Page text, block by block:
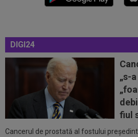
DIGI24
„s-
fiul
Cancerul de prostată al fostului
OFICIAL
România și-a
14:14 VIDEO
Rareș Pieleanu,
Argeș, după 6-2, 6-1 cu Giannicola
OFICIAL
Surpriză!
Becali, care ”poate juca la orice
VIDEO
Radu Naum a rămas
l-a auzit pe antrenorul de la FC
13:47
Antrenorul lui Union SG a